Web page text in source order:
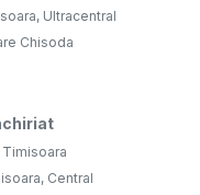
Ultracentral
Chisoda
Central